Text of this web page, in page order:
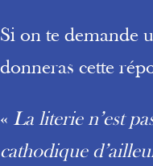
Si on te demande
donneras cette
« La literie n’est
cathodique